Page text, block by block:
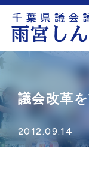
議会改革
2012.09.14